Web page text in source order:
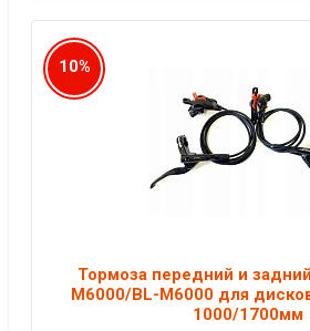
10%
Тормоза передний и
M6000/BL-M6000 для
1000/1700мм